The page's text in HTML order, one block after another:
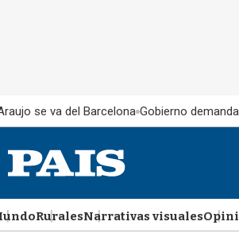
se va del Barcelona Gobierno
RuralesNarrativas visuales